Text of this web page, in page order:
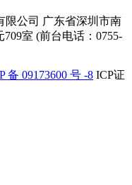
限公司 广东省深圳市南
室 (前台电话：0755-
备 09173600 号 -8 ICP证